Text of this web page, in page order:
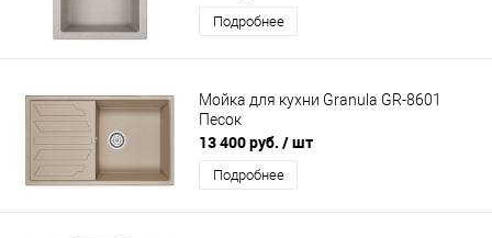
Подробнее
Мойка для кухни Granula GR-8601
Песок
13 400 руб. / шт
Подробнее